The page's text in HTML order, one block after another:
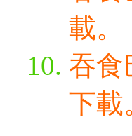
載。
吞食
下載